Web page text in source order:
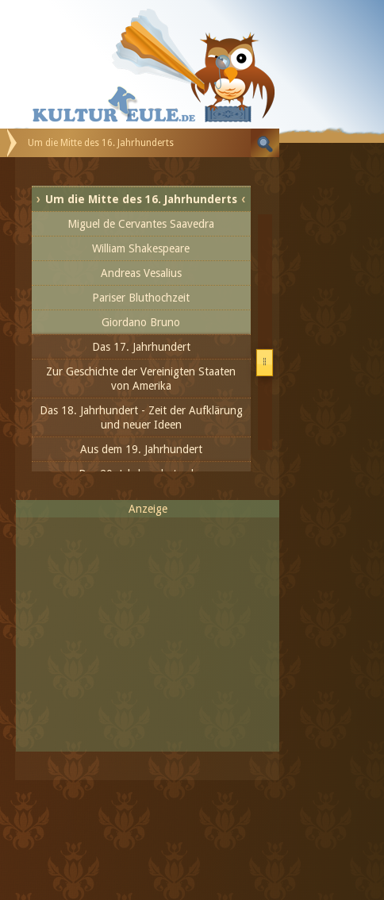
Um die Mitte des 16. Jahrhunderts
Cellini und Nostradamus - Die ersten
Jahre
Johannes Calvin
Tintoretto
Katharina von Medici
Pieter Breughel
Heinrich VIII. und Elisabeth I.
Um die Mitte des 16. Jahrhunderts
Miguel de Cervantes Saavedra
William Shakespeare
Andreas Vesalius
Pariser Bluthochzeit
Giordano Bruno
Das 17. Jahrhundert
Zur Geschichte der Vereinigten Staaten
von Amerika
Das 18. Jahrhundert - Zeit der Aufklärung
und neuer Ideen
Aus dem 19. Jahrhundert
Das 20. Jahrhundert - das
Das neue Jahrtausend
Anzeige